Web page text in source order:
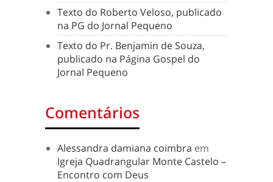
Texto do Roberto Veloso, publicado
na PG do Jornal Pequeno
Texto do Pr. Benjamin de Souza,
publicado na Página Gospel do
Jornal Pequeno
Comentários
Alessandra damiana coimbra em
Igreja Quadrangular Monte Castelo –
Encontro com Deus